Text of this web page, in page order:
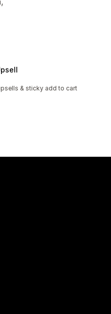
& sticky add to cart